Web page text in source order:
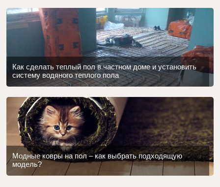
Как сделать теплый пол в частном доме и установить
систему водяного теплого пола
Модные ковры на пол – как выбрать подходящую
модель?